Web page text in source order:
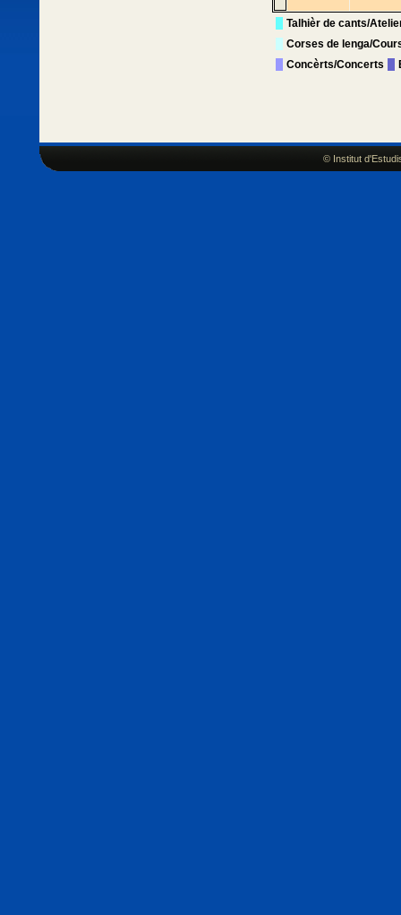
Talhièr de cants/
Corses de lenga/
Concèrts/Concerts
© Institut